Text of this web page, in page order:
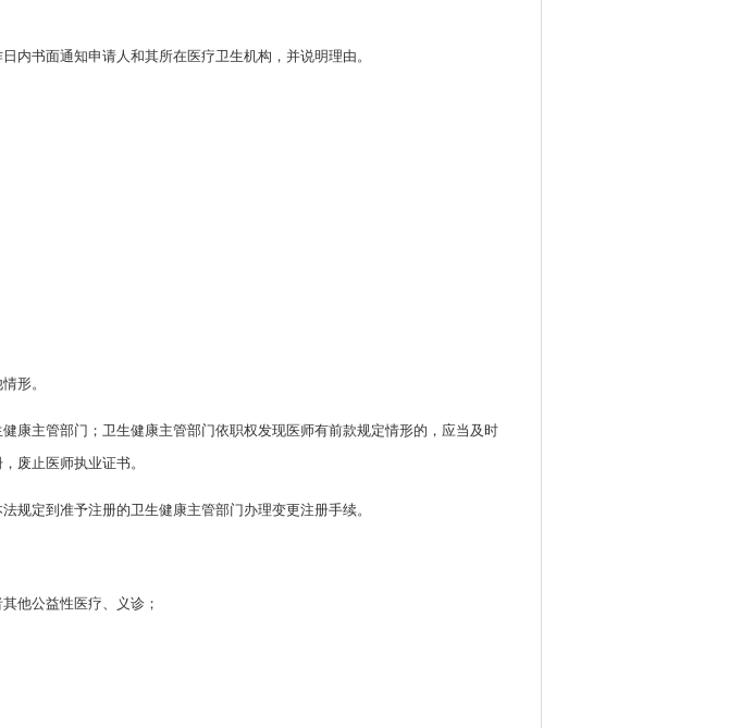
内书面通知申请人和其所在医疗卫生机构，并说明理由。
形。
康主管部门；卫生健康主管部门依职权发现医师有前款规定情形的，应当及时
废止医师执业证书。
定到准予注册的卫生健康主管部门办理变更注册手续。
他公益性医疗、义诊；